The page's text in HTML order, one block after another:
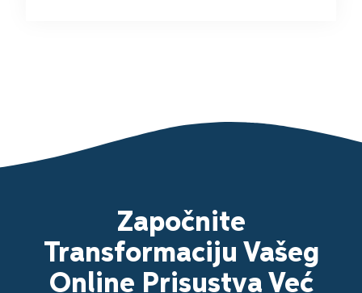
Započnite
Transformaciju Vašeg
Online Prisustva Već